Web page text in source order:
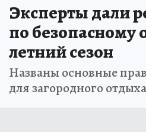
Эксперты дали
по безопасному
летний сезон
Названы основные
для загородного отдыха